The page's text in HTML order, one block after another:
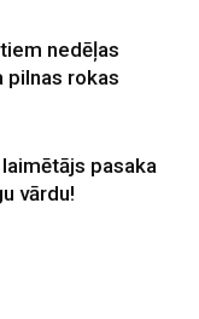
nedēļas
pilnas rokas
pasaka
vārdu!